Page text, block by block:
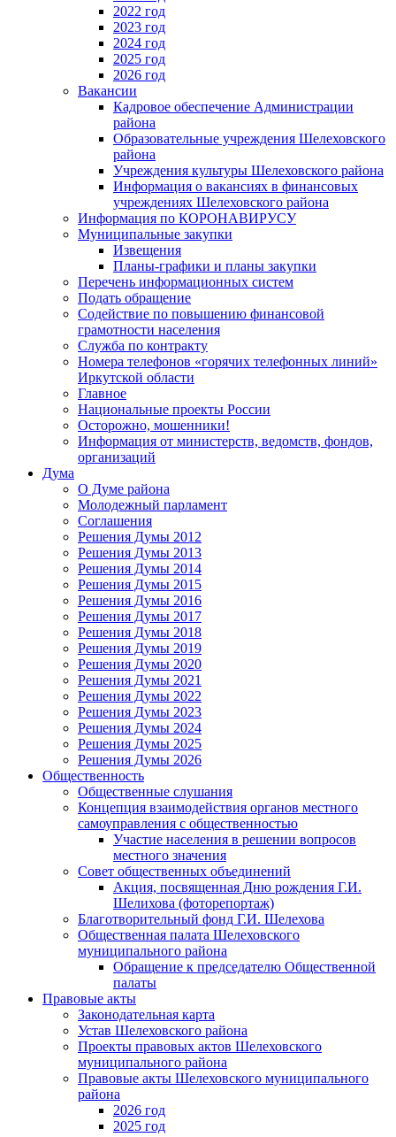
2022 год
2023 год
2024 год
2025 год
2026 год
Вакансии
Кадровое обеспечение Администрации
района
Образовательные учреждения Шелеховского
района
Учреждения культуры Шелеховского района
Информация о вакансиях в финансовых
учреждениях Шелеховского района
Информация по КОРОНАВИРУСУ
Муниципальные закупки
Извещения
Планы-графики и планы закупки
Перечень информационных систем
Подать обращение
Содействие по повышению финансовой
грамотности населения
Служба по контракту
Номера телефонов «горячих телефонных линий»
Иркутской области
Главное
Национальные проекты России
Осторожно, мошенники!
Информация от министерств, ведомств, фондов,
организаций
Дума
О Думе района
Молодежный парламент
Соглашения
Решения Думы 2012
Решения Думы 2013
Решения Думы 2014
Решения Думы 2015
Решения Думы 2016
Решения Думы 2017
Решения Думы 2018
Решения Думы 2019
Решения Думы 2020
Решения Думы 2021
Решения Думы 2022
Решения Думы 2023
Решения Думы 2024
Решения Думы 2025
Решения Думы 2026
Общественность
Общественные слушания
Концепция взаимодействия органов местного
самоуправления с общественностью
Участие населения в решении вопросов
местного значения
Совет общественных объединений
Акция, посвященная Дню рождения Г.И.
Шелихова (фоторепортаж)
Благотворительный фонд Г.И. Шелехова
Общественная палата Шелеховского
муниципального района
Обращение к председателю Общественной
палаты
Правовые акты
Законодательная карта
Устав Шелеховского района
Проекты правовых актов Шелеховского
муниципального района
Правовые акты Шелеховского муниципального
района
2026 год
2025 год